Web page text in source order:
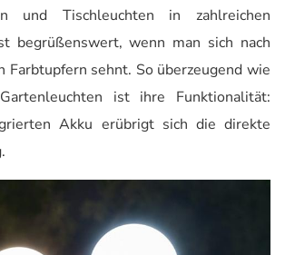
und Tischleuchten in zahlreichen
begrüßenswert, wenn man sich nach
Farbtupfern sehnt. So überzeugend wie
ist ihre Funktionalität:
Akku erübrigt sich die direkte